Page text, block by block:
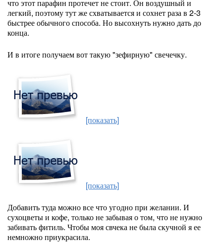
что этот парафин протечет не стоит. Он воздушный и
легкий, поэтому тут же схватывается и сохнет раза в 2-3
быстрее обычного способа. Но высохнуть нужно дать до
конца.
И в итоге получаем вот такую "зефирную" свечечку.
[показать]
[показать]
Добавить туда можно все что угодно при желании. И
сухоцветы и кофе, только не забывая о том, что не нужно
забивать фитиль. Чтобы моя свчека не была скучной я ее
немножно приукрасила.